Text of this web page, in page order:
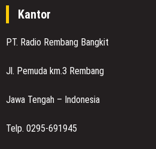
Kantor
PT. Radio Rembang Bangkit
Jl. Pemuda km.3 Rembang
Jawa Tengah – Indonesia
Telp. 0295-691945